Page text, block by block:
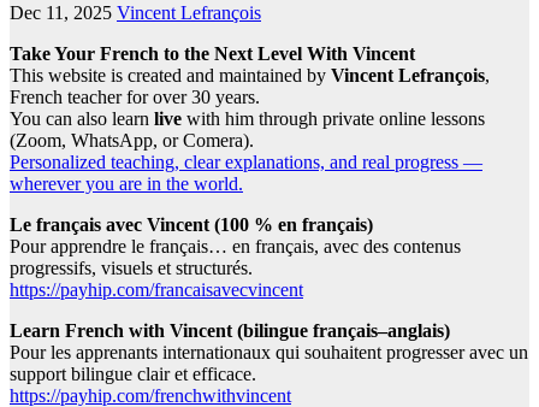
Dec 11, 2025 Vincent Lefrançois
Take Your French to the Next Level With Vincent
This website is created and maintained by Vincent Lefrançois,
French teacher for over 30 years.
You can also learn live with him through private online lessons
(Zoom, WhatsApp, or Comera).
Personalized teaching, clear explanations, and real progress —
wherever you are in the world.
Le français avec Vincent (100 % en français)
Pour apprendre le français… en français, avec des contenus
progressifs, visuels et structurés.
https://payhip.com/francaisavecvincent
Learn French with Vincent (bilingue français–anglais)
Pour les apprenants internationaux qui souhaitent progresser avec un
support bilingue clair et efficace.
https://payhip.com/frenchwithvincent